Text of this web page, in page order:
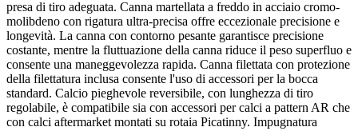
presa di tiro adeguata. Canna martellata a freddo in acciaio cromo-
molibdeno con rigatura ultra-precisa offre eccezionale precisione e
longevità. La canna con contorno pesante garantisce precisione
costante, mentre la fluttuazione della canna riduce il peso superfluo e
consente una maneggevolezza rapida. Canna filettata con protezione
della filettatura inclusa consente l'uso di accessori per la bocca
standard. Calcio pieghevole reversibile, con lunghezza di tiro
regolabile, è compatibile sia con accessori per calci a pattern AR che
con calci aftermarket montati su rotaia Picatinny. Impugnatura